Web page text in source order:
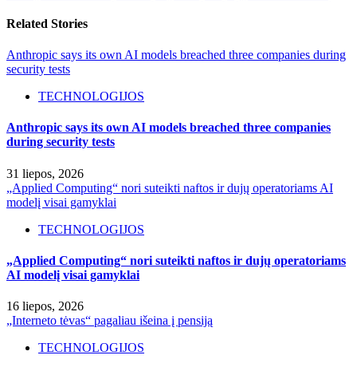
Related Stories
Anthropic says its own AI models breached three companies during
security tests
TECHNOLOGIJOS
Anthropic says its own AI models breached three companies
during security tests
31 liepos, 2026
„Applied Computing“ nori suteikti naftos ir dujų operatoriams AI
modelį visai gamyklai
TECHNOLOGIJOS
„Applied Computing“ nori suteikti naftos ir dujų operatoriams
AI modelį visai gamyklai
16 liepos, 2026
„Interneto tėvas“ pagaliau išeina į pensiją
TECHNOLOGIJOS